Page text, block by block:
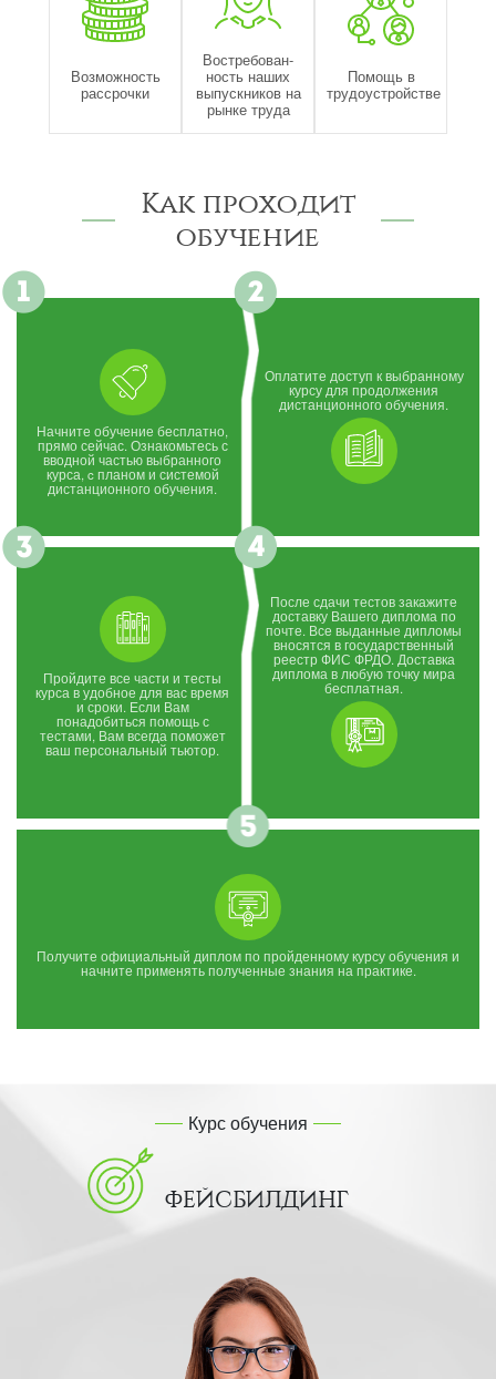
Возможность
рассрочки
Востребован-
ность наших
выпускников на
рынке труда
Помощь в
трудоустройстве
Как проходит
обучение
Начните обучение бесплатно,
прямо сейчас. Ознакомьтесь с
вводной частью выбранного
курса, c планом и системой
дистанционного обучения.
Оплатите доступ к выбранному
курсу для продолжения
дистанционного обучения.
Пройдите все части и тесты
курса в удобное для вас время
и сроки. Если Вам
понадобиться помощь с
тестами, Вам всегда поможет
ваш персональный тьютор.
После сдачи тестов закажите
доставку Вашего диплома по
почте. Все выданные дипломы
вносятся в государственный
реестр ФИС ФРДО. Доставка
диплома в любую точку мира
бесплатная.
Получите официальный диплом по пройденному курсу обучения и
начните применять полученные знания на практике.
Курс обучения
ФЕЙСБИЛДИНГ